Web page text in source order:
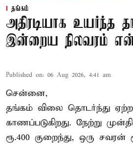
தங்கம்
அதிரடியாக உயர்ந்த
இன்றைய நிலவரம்
Published on: 06 Aug 2026, 4:41 am
சென்னை,
தங்கம் விலை தொடர்ந்து
காணப்படுகிறது. நேற்று
ரூ.400 குறைந்து, ஒரு சவரன்